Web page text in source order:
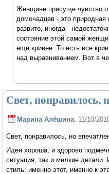
Женщине присуще чувство
домочадцев - это
развито, иногда -
состояние этой самой
еще кривее. То есть все
над выравниванием. Вот в
Свет, понравилось,
Марина Алёшина, 11/10/
Свет, понравилось, но
Идея хороша, и здорово
ситуация, так и мелкие детали.
стиль: именно этот, именно к